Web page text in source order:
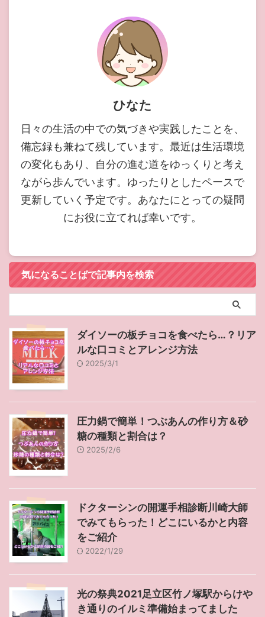
ひなた
日々の生活の中での気づきや実践したことを、
備忘録も兼ねて残しています。最近は生活環境
の変化もあり、自分の進む道をゆっくりと考え
ながら歩んでいます。ゆったりとしたペースで
更新していく予定です。あなたにとっての疑問
にお役に立てれば幸いです。
気になることばで記事内を検索
ダイソーの板チョコを食べたら…？リア
ルな口コミとアレンジ方法
2025/3/1
圧力鍋で簡単！つぶあんの作り方＆砂
糖の種類と割合は？
2025/2/6
ドクターシンの開運手相診断川崎大師
でみてもらった！どこにいるかと内容
をご紹介
2022/1/29
光の祭典2021足立区竹ノ塚駅からけや
き通りのイルミ準備始まってました